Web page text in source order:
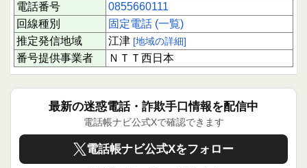
電話番号
0855660111
回線種別
固定電話 (一覧)
推定発信地域
江津 [地域の詳細]
番号提供事業者 ＮＴＴ西日本
最新の迷惑電話・詐欺手口情報を配信中
電話帳ナビ公式Xで確認できます
電話帳ナビ公式Xをフォロー